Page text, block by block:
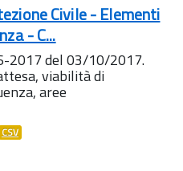
Civile - Elementi
- C...
2017 del 03/10/2017.
viabilità di
aree
CSV